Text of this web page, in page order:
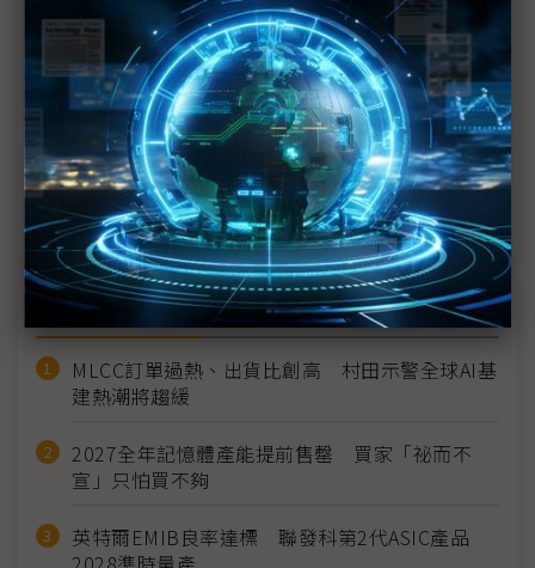
大立光林恩平笑意難掩 CPO試產線2026年9月直指
多層堆疊高難度戰場
大立光9日股東會三大看點解析 FAU進度最吸睛
大立光5月營收年增43% CPO與FAU布局成焦點
近７天熱門報導
MLCC訂單過熱、出貨比創高 村田示警全球AI基
建熱潮將趨緩
2027全年記憶體產能提前售罄 買家「祕而不
宣」只怕買不夠
英特爾EMIB良率達標 聯發科第2代ASIC產品